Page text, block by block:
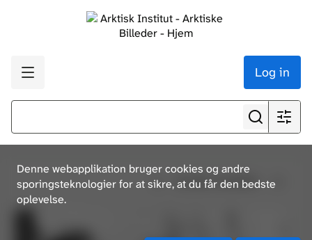
Log in
Denne webapplikation bruger cookies og andre
sporingsteknologier for at sikre, at du får den bedste
oplevelse.
Se alle resultater